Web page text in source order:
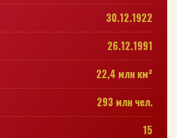
30.12.1922
26.12.1991
22,4 млн км²
293 млн чел.
15